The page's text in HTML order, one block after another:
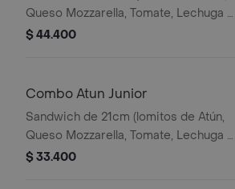
Queso Mozzarella, Tomate, Lechuga y
Mayonesa Real) Papa Francesa 140gr
$ 44.400
Combo Atun Junior
Sandwich de 21cm (lomitos de Atún,
Queso Mozzarella, Tomate, Lechuga y
Mayonesa Real) Papa Francesa 140gr
$ 33.400